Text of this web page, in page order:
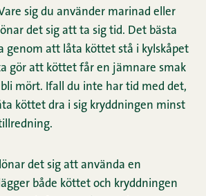
sig du använder marinad eller
det sig att ta sig tid. Det bästa
genom att låta köttet stå i kylskåpet
gör att köttet får en jämnare smak
mört. Ifall du inte har tid med det,
köttet dra i sig kryddningen minst
det sig att använda en
både köttet och kryddningen